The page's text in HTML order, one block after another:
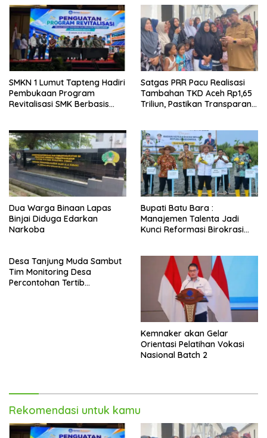
SMKN 1 Lumut Tapteng Hadiri
Pembukaan Program
Revitalisasi SMK Berbasis
Satgas PRR Pacu Realisasi
Tambahan TKD Aceh Rp1,65
Triliun, Pastikan Transparan
Dua Warga Binaan Lapas
Binjai Diduga Edarkan
Narkoba
Bupati Batu Bara :
Manajemen Talenta Jadi
Kunci Reformasi Birokrasi
Desa Tanjung Muda Sambut
Tim Monitoring Desa
Percontohan Tertib
Kemnaker akan Gelar
Orientasi Pelatihan Vokasi
Nasional Batch 2
Rekomendasi untuk kamu